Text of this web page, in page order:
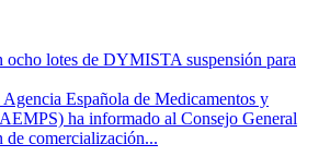
ocho lotes de DYMISTA suspensión para
Española de Medicamentos y
ha informado al Consejo General
de comercialización...